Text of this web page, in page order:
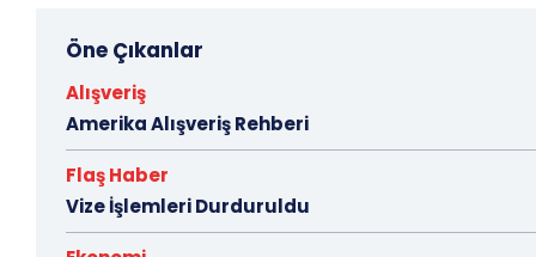
Öne Çıkanlar
Alışveriş
Amerika Alışveriş Rehberi
Flaş Haber
Vize İşlemleri Durduruldu